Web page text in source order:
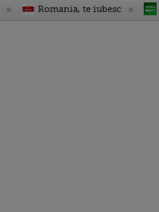
Romania, te iubesc